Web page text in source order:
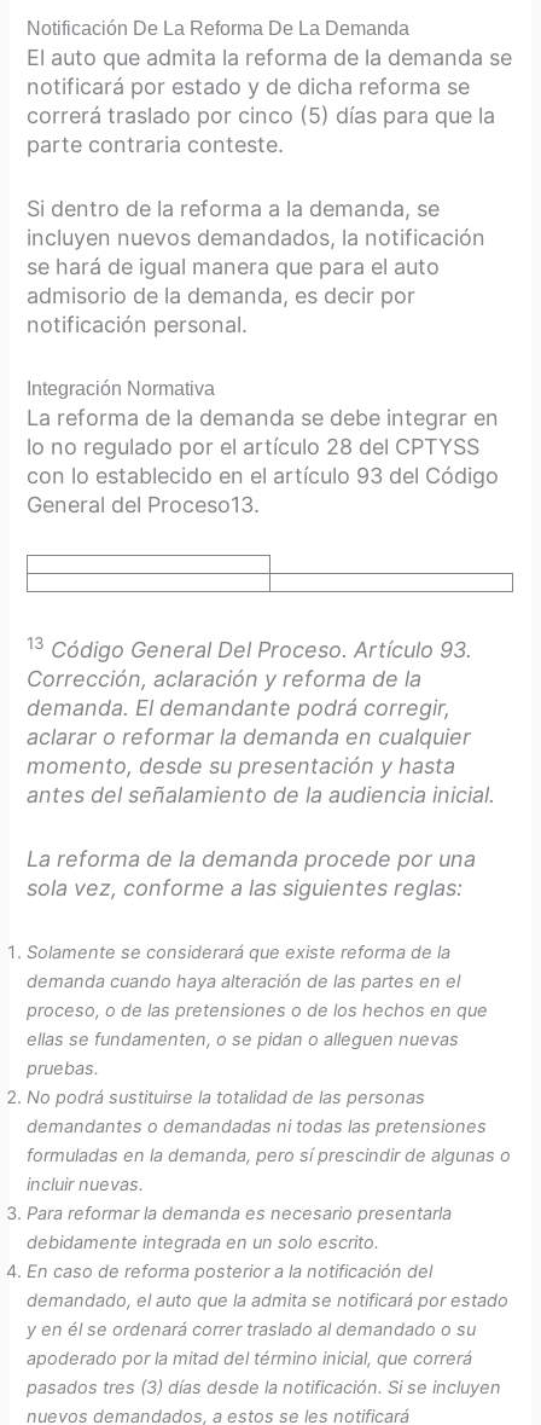
Notificación De La Reforma De La Demanda
El auto que admita la reforma de la demanda se
notificará por estado y de dicha reforma se
correrá traslado por cinco (5) días para que la
parte contraria conteste.
Si dentro de la reforma a la demanda, se
incluyen nuevos demandados, la notificación
se hará de igual manera que para el auto
admisorio de la demanda, es decir por
notificación personal.
Integración Normativa
La reforma de la demanda se debe integrar en
lo no regulado por el artículo 28 del CPTYSS
con lo establecido en el artículo 93 del Código
General del Proceso13.
13 Código General Del Proceso. Artículo 93.
Corrección, aclaración y reforma de la
demanda. El demandante podrá corregir,
aclarar o reformar la demanda en cualquier
momento, desde su presentación y hasta
antes del señalamiento de la audiencia inicial.
La reforma de la demanda procede por una
sola vez, conforme a las siguientes reglas:
Solamente se considerará que existe reforma de la
demanda cuando haya alteración de las partes en el
proceso, o de las pretensiones o de los hechos en que
ellas se fundamenten, o se pidan o alleguen nuevas
pruebas.
No podrá sustituirse la totalidad de las personas
demandantes o demandadas ni todas las pretensiones
formuladas en la demanda, pero sí prescindir de algunas o
incluir nuevas.
Para reformar la demanda es necesario presentarla
debidamente integrada en un solo escrito.
En caso de reforma posterior a la notificación del
demandado, el auto que la admita se notificará por estado
y en él se ordenará correr traslado al demandado o su
apoderado por la mitad del término inicial, que correrá
pasados tres (3) días desde la notificación. Si se incluyen
nuevos demandados, a estos se les notificará